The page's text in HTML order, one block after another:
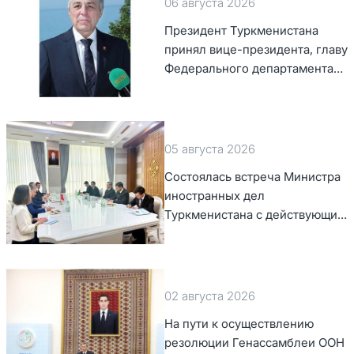
Президент Туркменистана
принял вице-президента, главу
Федерального департамента
05 августа 2026
Состоялась встреча Министра
иностранных дел
Туркменистана с действующим
председателем ОБСЕ
02 августа 2026
На пути к осуществлению
резолюции Генассамблеи ООН